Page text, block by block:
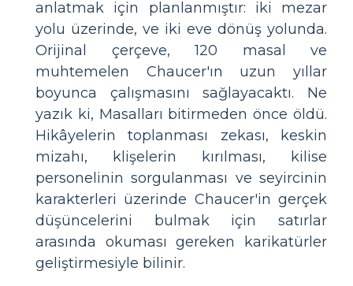
anlatmak için planlanmıştır: iki mezar
yolu üzerinde, ve iki eve dönüş yolunda.
Orijinal çerçeve, 120 masal ve
muhtemelen Chaucer'ın uzun yıllar
boyunca çalışmasını sağlayacaktı. Ne
yazık ki, Masalları bitirmeden önce öldü.
Hikâyelerin toplanması zekası, keskin
mizahı, klişelerin kırılması, kilise
personelinin sorgulanması ve seyircinin
karakterleri üzerinde Chaucer'in gerçek
düşüncelerini bulmak için satırlar
arasında okuması gereken karikatürler
geliştirmesiyle bilinir.